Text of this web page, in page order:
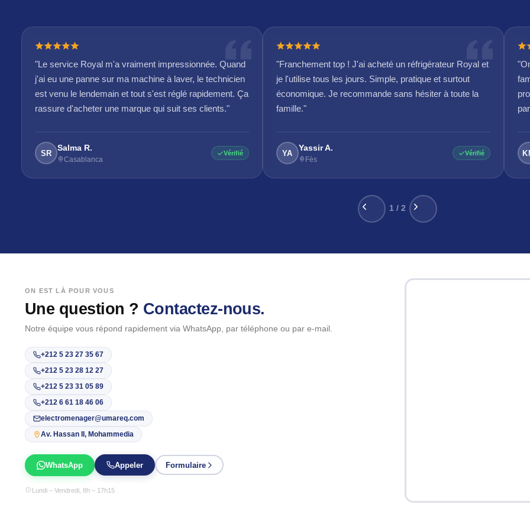
"Le service Royal m'a vraiment impressionnée. Quand
j'ai eu une panne sur ma machine à laver, le technicien
est venu le lendemain et tout s'est réglé rapidement. Ça
rassure d'acheter une marque qui suit ses clients."
SR
Salma R.
Casablanca
Vérifié
"Franchement top ! J'ai acheté un réfrigérateur Royal et
je l'utilise tous les jours. Simple, pratique et surtout
économique. Je recommande sans hésiter à toute la
famille."
YA
Yassir A.
Fès
Vérifié
1 / 2
ON EST LÀ POUR VOUS
Une question ? Contactez-nous.
Notre équipe vous répond rapidement via WhatsApp, par téléphone ou par e-mail.
+212 5 23 27 35 67
+212 5 23 28 12 27
+212 5 23 31 05 89
+212 6 61 18 46 06
electromenager@umareq.com
Av. Hassan II, Mohammedia
WhatsApp Appeler Formulaire
Lundi – Vendredi, 8h – 17h15